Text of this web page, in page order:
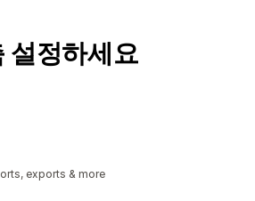
설정하세요
exports & more